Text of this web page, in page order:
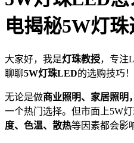
电揭秘5W灯珠
大家好，我是灯珠教授，专注
聊聊5W灯珠LED的选购技巧！
无论是做商业照明、家居照明
一个热门选择。但市面上5W灯
度、色温、散热等因素都会影